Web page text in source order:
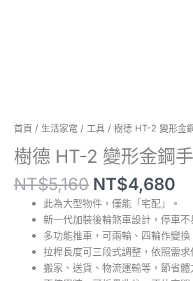
首頁 / 生活家電 / 工具 / 樹德 HT-2 變形金
樹德 HT-2 變形金鋼
NT$5,160 NT$4,680
此為大型物件，僅能「宅配」。
新一代加裝後輪煞車設計，停車不
多功能推車，可兩輪、四輪作變換
拉桿長度可三段式調整，依照需求
搬家、送貨、物流運輸等，節省體